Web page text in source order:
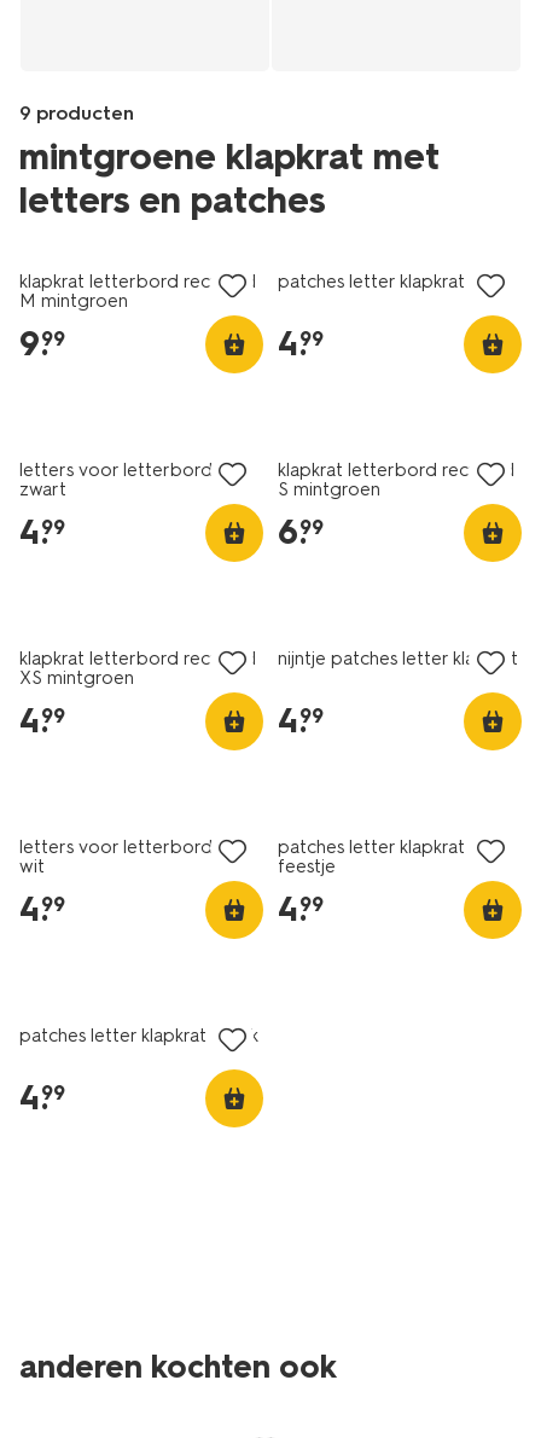
9 producten
mintgroene klapkrat met
letters en patches
slapen/opbergen/krat/patches-
letter-
klapkrat-
Products
klapkrat letterbord recycled
M mintgroen
9.
99
patches letter klapkrat dino
4.
99
letters voor letterbord krat
zwart
4.
99
klapkrat letterbord recycled
S mintgroen
6.
99
klapkrat letterbord recycled
XS mintgroen
4.
99
nijntje patches letter klapkrat
4.
99
letters voor letterbord krat
wit
4.
99
patches letter klapkrat
feestje
4.
99
patches letter klapkrat vrolijk
4.
99
anderen kochten ook